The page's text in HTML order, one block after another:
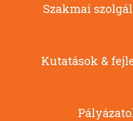
Szakmai
Kutatások &